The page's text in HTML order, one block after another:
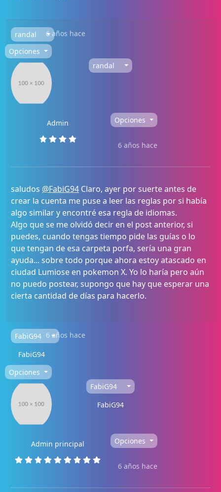
randal
6 años hace
Opciones
randal
Admin Opciones
6 años hace
saludos @FabiG94 Claro, ayer por suerte antes de
crear la cuenta me puse a leer las reglas por si había
algo similar y encontré esa regla de idiomas.
Algo que se me olvidó decir en el post anterior, si
puedes, cuando tengas tiempo pide las guías o lo
que tengan de esa carpeta porfa, sería una gran
ayuda... sobre todo porque ahora estoy atascado en
ciudad Lumiose en pokemon X. Yo lo haría pero aún
no puedo postear, supongo que hay que esperar una
cierta cantidad de días para hacerlo.
FabiG94
FabiG94
6 años hace
Opciones
FabiG94
FabiG94
Admin principal Opciones
6 años hace